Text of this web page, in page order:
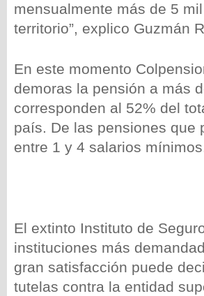
mensualmente más de 5
territorio”, explico Guzmán
En este momento
demoras la pensión a más
corresponden al 52% del
país. De las pensiones que
entre 1 y 4 salarios
El extinto Instituto de
instituciones más
gran satisfacción puede
tutelas contra la entidad